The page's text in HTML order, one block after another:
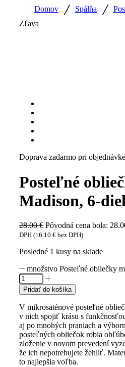
Domov / Spálňa /
Zľava
Doprava zadarmo pri
Posteľné
Madison, 6-
28.00€ Pôvodná cena bola:
DPH (16.10 € bez DPH)
Posledné 1 kusy na sklade
množstvo Posteľné obliečky
Pridať do košíka
V mikrosaténové posteľné
v nich spojiť krásu s
aj po mnohých praniach a
posteľných obliečok robia
zloženie v novom prevedení
že ich nepotrebujete žehliť.
to najlepšia voľba.